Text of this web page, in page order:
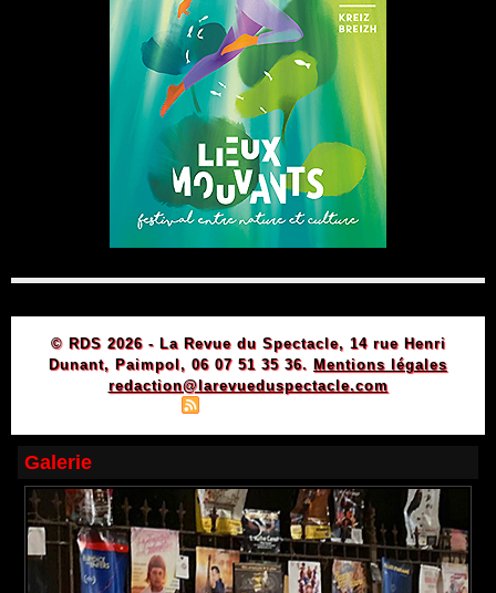
© RDS 2026 - La Revue du Spectacle, 14 rue Henri
Dunant, Paimpol, 06 07 51 35 36. Mentions légales
redaction@larevueduspectacle.com
Galerie